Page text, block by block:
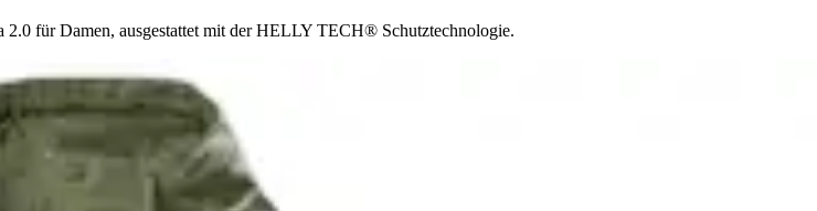
2.0 für Damen, ausgestattet mit der HELLY TECH® Schutztechnologie.